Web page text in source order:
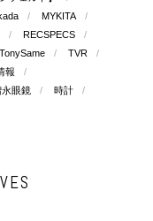
MYKITA
RECSPECS
TonySame
TVR
報
永眼鏡
時計